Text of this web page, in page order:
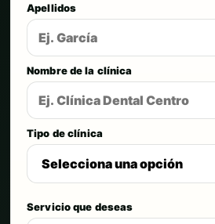
Apellidos
Nombre de la clínica
Tipo de clínica
Servicio que deseas